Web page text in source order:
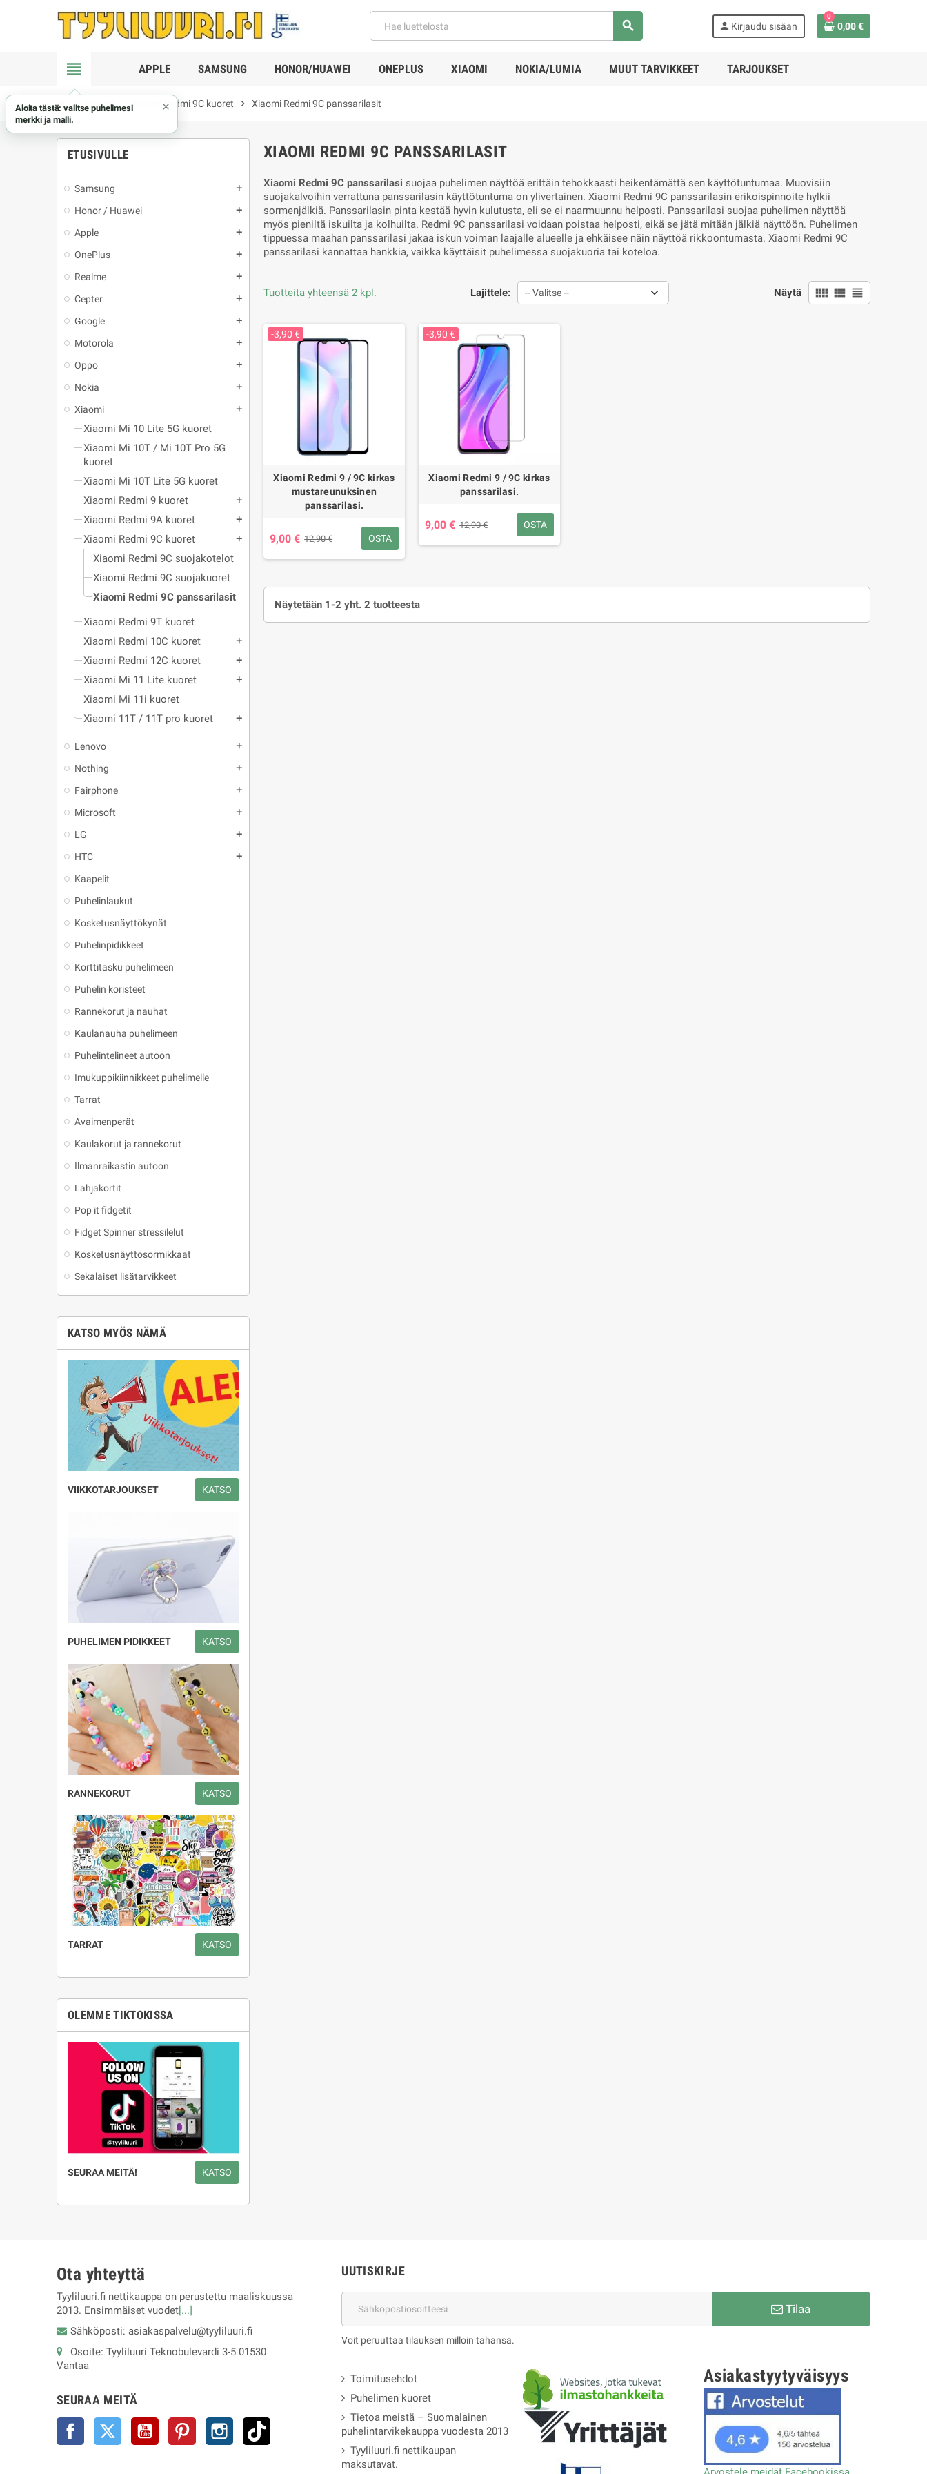
search person Kirjaudu sisään
0
0,00 €
view_headline APPLE SAMSUNG HONOR/HUAWEI ONEPLUS XIAOMI NOKIA/LUMIA MUUT TARVIKKEET TARJOUKSET
chevron_right Xiaomi Xiaomi Redmi 9C kuoret chevron_right Xiaomi Redmi 9C panssarilasit
ETUSIVULLE
Samsung add
Honor / Huawei add
Apple add
OnePlus add
Realme add
Cepter add
Google add
Motorola add
Oppo add
Nokia add
Xiaomi add
Xiaomi Mi 10 Lite 5G kuoret
Xiaomi Mi 10T / Mi 10T Pro 5G
kuoret
Xiaomi Mi 10T Lite 5G kuoret
Xiaomi Redmi 9 kuoret
add
Xiaomi Redmi 9A kuoret add
Xiaomi Redmi 9C kuoret add
Xiaomi Redmi 9C suojakotelot
Xiaomi Redmi 9C suojakuoret
Xiaomi Redmi 9C panssarilasit
Xiaomi Redmi 9T kuoret
Xiaomi Redmi 10C kuoret
add
Xiaomi Redmi 12C kuoret add
Xiaomi Mi 11 Lite kuoret add
Xiaomi Mi 11i kuoret
Xiaomi 11T / 11T pro kuoret
add
Lenovo add
Nothing add
Fairphone add
Microsoft add
LG add
HTC add
Kaapelit
Puhelinlaukut
Kosketusnäyttökynät
Puhelinpidikkeet
Korttitasku puhelimeen
Puhelin koristeet
Rannekorut ja nauhat
Kaulanauha puhelimeen
Puhelintelineet autoon
Imukuppikiinnikkeet puhelimelle
Tarrat
Avaimenperät
Kaulakorut ja rannekorut
Ilmanraikastin autoon
Lahjakortit
Pop it fidgetit
Fidget Spinner stressilelut
Kosketusnäyttösormikkaat
Sekalaiset lisätarvikkeet
KATSO MYÖS NÄMÄ
VIIKKOTARJOUKSET KATSO
PUHELIMEN PIDIKKEET KATSO
RANNEKORUT KATSO
TARRAT KATSO
OLEMME TIKTOKISSA
SEURAA MEITÄ! KATSO
XIAOMI REDMI 9C PANSSARILASIT
Xiaomi Redmi 9C panssarilasi suojaa puhelimen näyttöä erittäin tehokkaasti heikentämättä sen käyttötuntumaa. Muovisiin
suojakalvoihin verrattuna panssarilasin käyttötuntuma on ylivertainen. Xiaomi Redmi 9C panssarilasin erikoispinnoite hylkii
sormenjälkiä. Panssarilasin pinta kestää hyvin kulutusta, eli se ei naarmuunnu helposti. Panssarilasi suojaa puhelimen näyttöä
myös pieniltä iskuilta ja kolhuilta. Redmi 9C panssarilasi voidaan poistaa helposti, eikä se jätä mitään jälkiä näyttöön. Puhelimen
tippuessa maahan panssarilasi jakaa iskun voiman laajalle alueelle ja ehkäisee näin näyttöä rikkoontumasta. Xiaomi Redmi 9C
panssarilasi kannattaa hankkia, vaikka käyttäisit puhelimessa suojakuoria tai koteloa.
Lajittele: -- Valitse -- Näytä view_comfy view_list view_headline
Tuotteita yhteensä 2 kpl.
-3,90 €
Xiaomi Redmi 9 / 9C kirkas
mustareunuksinen
panssarilasi.
9,00 € 12,90 € OSTA
-3,90 €
Xiaomi Redmi 9 / 9C kirkas
panssarilasi.
9,00 € 12,90 € OSTA
Näytetään 1-2 yht. 2 tuotteesta
Ota yhteyttä
Tyyliluuri.fi nettikauppa on perustettu maaliskuussa
2013. Ensimmäiset vuodet[...]
Sähköposti: asiakaspalvelu@tyyliluuri.fi
Osoite: Tyyliluuri Teknobulevardi 3-5 01530
Vantaa
SEURAA MEITÄ
Facebook Twitter YouTube Pinterest Instagram
UUTISKIRJE
Tilaa
Voit peruuttaa tilauksen milloin tahansa.
Toimitusehdot
Puhelimen kuoret
Tietoa meistä – Suomalainen
puhelintarvikekauppa vuodesta 2013
Tyyliluuri.fi nettikaupan
maksutavat.
Asiakastyytyväisyys
Aloita tästä: valitse puhelimesi
merkki ja malli.
×